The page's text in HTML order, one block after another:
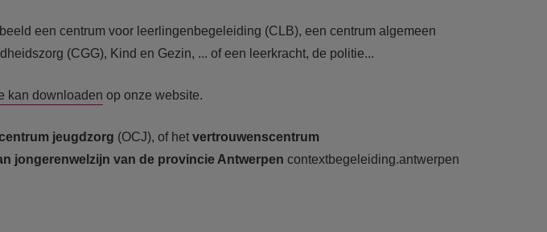
een centrum voor leerlingenbegeleiding (CLB), een centrum algemeen
(CGG), Kind en Gezin, ... of een leerkracht, de politie...
kan downloaden op onze website.
jeugdzorg (OCJ), of het vertrouwenscentrum
jongerenwelzijn van de provincie Antwerpen contextbegeleiding.antwerpen